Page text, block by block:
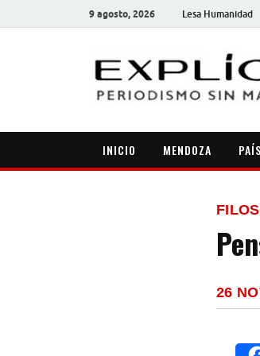
9 agosto, 2026 Lesa Humanidad
INICIO MENDOZA PAÍS
26